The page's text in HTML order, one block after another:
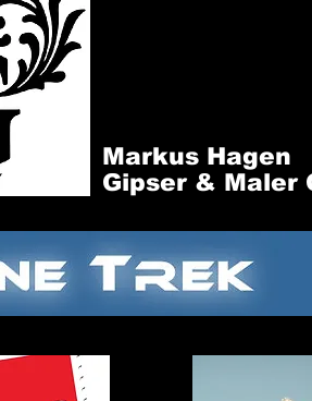
Markus Hagen
Gipser & Maler